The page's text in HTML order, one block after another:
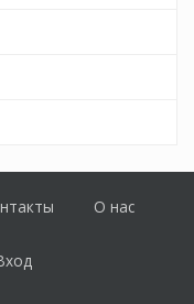
О нас